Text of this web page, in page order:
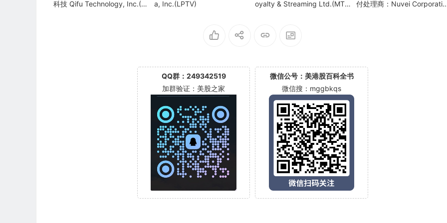
科技 Qifu Technology, Inc.(Q
a, Inc.(LPTV)
oyalty & Streaming Ltd.(MT
付处理商：Nuvei
QQ群：249342519
加群验证：美股之家
微信公号：美港股百科全书
微信搜：mggbkqs